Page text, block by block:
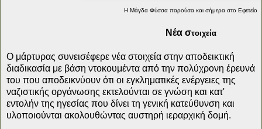
Η Μάγδα Φύσσα παρούσα και σήμερα στο Εφετείο
Νέα στοιχεία
Ο μάρτυρας συνεισέφερε νέα στοιχεία στην αποδεικτική
διαδικασία με βάση ντοκουμέντα από την πολύχρονη έρευνά
του που αποδεικνύουν ότι οι εγκληματικές ενέργειες της
ναζιστικής οργάνωσης εκτελούνται σε γνώση και κατ'
εντολήν της ηγεσίας που δίνει τη γενική κατεύθυνση και
υλοποιούνται ακολουθώντας αυστηρή ιεραρχική δομή.